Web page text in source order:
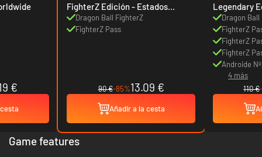
- Worldwide
€
FighterZ Edición - Estados
Unidos
Dragon Ball FighterZ
FighterZ Pass
90 €-85%13.09 €
Añadir a la cesta
Legendary
Dragon
FighterZ
FighterZ
FighterZ
Androide
4 más
110 €
Game features